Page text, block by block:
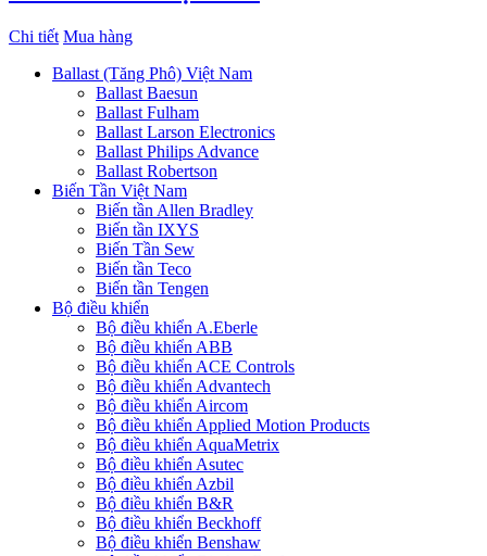
Chi tiết Mua hàng
Ballast (Tăng Phô) Việt Nam
Ballast Baesun
Ballast Fulham
Ballast Larson Electronics
Ballast Philips Advance
Ballast Robertson
Biến Tần Việt Nam
Biến tần Allen Bradley
Biến tần IXYS
Biến Tần Sew
Biến tần Teco
Biến tần Tengen
Bộ điều khiển
Bộ điều khiển A.Eberle
Bộ điều khiển ABB
Bộ điều khiển ACE Controls
Bộ điều khiển Advantech
Bộ điều khiển Aircom
Bộ điều khiển Applied Motion Products
Bộ điều khiển AquaMetrix
Bộ điều khiển Asutec
Bộ điều khiển Azbil
Bộ điều khiển B&R
Bộ điều khiển Beckhoff
Bộ điều khiển Benshaw